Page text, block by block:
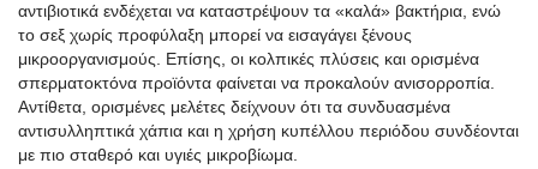
αντιβιοτικά ενδέχεται να καταστρέψουν τα «καλά» βακτήρια, ενώ
το σεξ χωρίς προφύλαξη μπορεί να εισαγάγει ξένους
μικροοργανισμούς. Επίσης, οι κολπικές πλύσεις και ορισμένα
σπερματοκτόνα προϊόντα φαίνεται να προκαλούν ανισορροπία.
Αντίθετα, ορισμένες μελέτες δείχνουν ότι τα συνδυασμένα
αντισυλληπτικά χάπια και η χρήση κυπέλλου περιόδου συνδέονται
με πιο σταθερό και υγιές μικροβίωμα.